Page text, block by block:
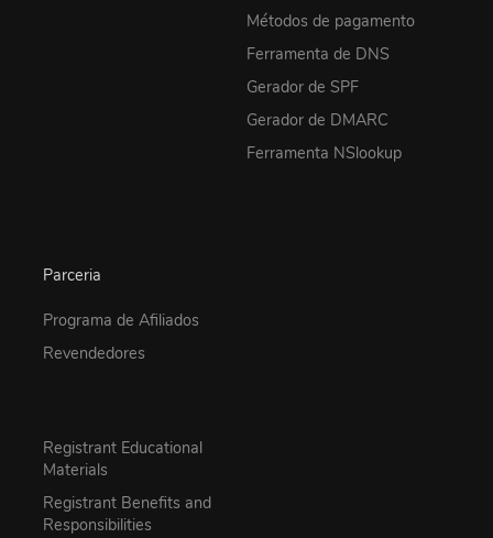
Métodos de pagamento
Ferramenta de DNS
Gerador de SPF
Gerador de DMARC
Ferramenta NSlookup
Parceria
Programa de Afiliados
Revendedores
Registrant Educational
Materials
Registrant Benefits and
Responsibilities